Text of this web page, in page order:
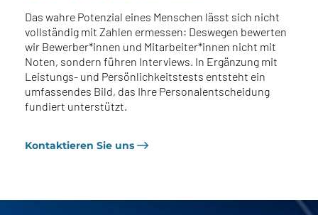
Das wahre Potenzial eines Menschen lässt sich nicht
vollständig mit Zahlen ermessen: Deswegen bewerten
wir Bewerber*innen und Mitarbeiter*innen nicht mit
Noten, sondern führen Interviews. In Ergänzung mit
Leistungs- und Persönlichkeitstests entsteht ein
umfassendes Bild, das Ihre Personalentscheidung
fundiert unterstützt.
Kontaktieren Sie uns